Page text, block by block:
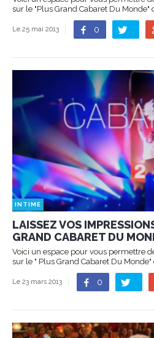
sur le "Plus Grand Cabaret Du Monde"
Le 25 mai 2013 0
INTIME
LAISSEZ VOS
GRAND CABARET DU
Voici un espace pour vous permettre
sur le " Plus Grand Cabaret Du Monde"
Le 23 mars 2013 0